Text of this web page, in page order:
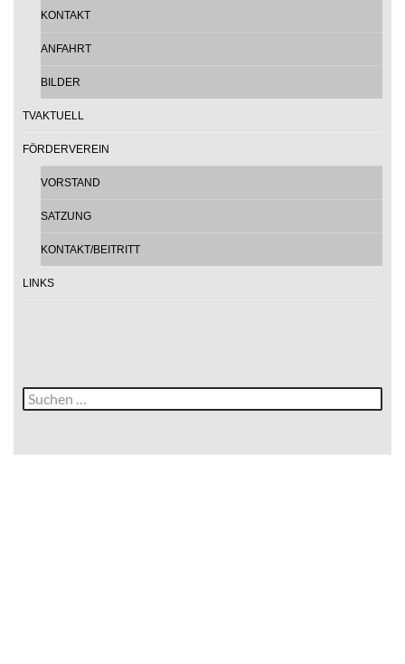
KONTAKT
ANFAHRT
BILDER
TVAKTUELL
FÖRDERVEREIN
VORSTAND
SATZUNG
KONTAKT/BEITRITT
LINKS
Suche
nach: